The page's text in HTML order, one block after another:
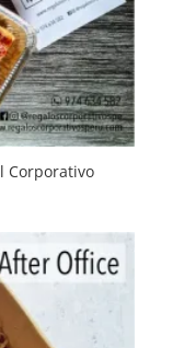
Corporativo